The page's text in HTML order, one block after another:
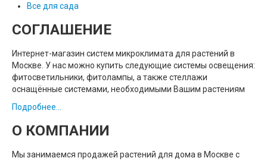
Все для сада
СОГЛАШЕНИЕ
Интернет-магазин систем микроклимата для растений в
Москве. У нас можно купить следующие системы освещения:
фитосветильники, фитолампы, а также стеллажи
оснащённые системами, необходимыми Вашим растениям
Подробнее...
О КОМПАНИИ
Мы занимаемся продажей растений для дома в Москве с